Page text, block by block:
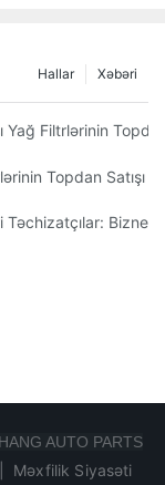
Xəbəri
Hallar
Hərtərəfli Baxış
Yağ Filtrlərinin
Seçilməsi:
Topdan Satışı
İnnovasiyalarına
Təchizatçılar:
AUTO PARTS
Məxfilik Siyasəti